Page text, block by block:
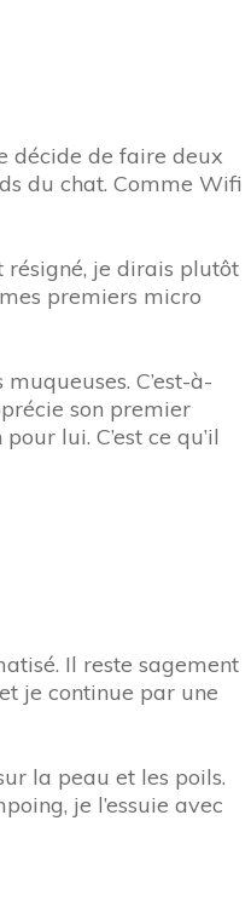
décide de faire deux
du chat. Comme Wifi
résigné, je dirais plutôt
premiers micro
C’est-à-
son premier
lui. C’est ce qu’il
Il reste sagement
je continue par une
la peau et les poils.
je l’essuie avec